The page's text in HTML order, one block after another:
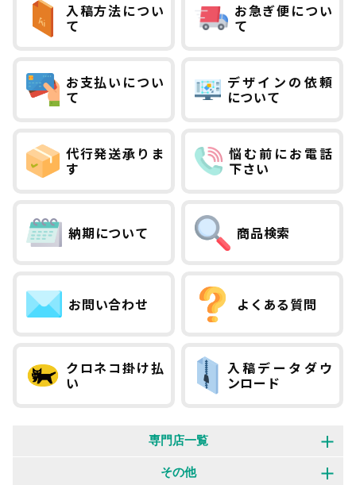
第2条（規約の範囲及び変更）
1 本規約は、本サービスの利用に関し、当
はプリント市場を利用するにあたり、本規
約を誠実に遵守するものとします。
2 当社が別途プリント市場上における掲示
またはその他の方法により規定する個別規
随時利用者に対し通知する追加規定は、本
規約の一部を構成します。
合には、個別規定及び追加規定が優先する
ものとします。
3 当社は利用者の承諾なく、当社の独自の
判断により、本規約を変更する事がありま
この場合、プリント市場が提供するサービ
スの利用条件は変更後の利用規約に基づく
入稿方法につい
て
お急ぎ便につい
て
お支払いについ
て
デザインの依頼
について
代行発送承りま
す
悩む前にお電話
下さい
納期について 商品検索
お問い合わせ よくある質問
クロネコ掛け払
い
入稿データダウ
ンロード
専門店一覧
その他